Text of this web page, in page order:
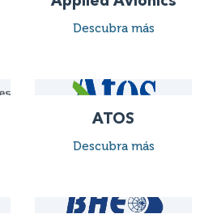
Descubra más
ATOS
Descubra más